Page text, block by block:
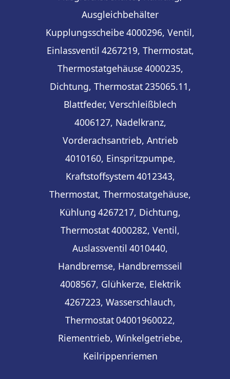
Ausgleichbehälter
Kupplungsscheibe 4000296, Ventil,
Einlassventil 4267219, Thermostat,
Thermostatgehäuse 4000235,
Dichtung, Thermostat235065.11,
Blattfeder, Verschleißblech
4006127, Nadelkranz,
Vorderachsantrieb, Antrieb
4010160, Einspritzpumpe,
Kraftstoffsystem 4012343,
Thermostat, Thermostatgehäuse,
Kühlung 4267217, Dichtung,
Thermostat4000282, Ventil,
Auslassventil 4010440,
Handbremse, Handbremsseil
4008567, Glühkerze, Elektrik
4267223, Wasserschlauch,
Thermostat04001960022,
Riementrieb, Winkelgetriebe,
Keilrippenriemen